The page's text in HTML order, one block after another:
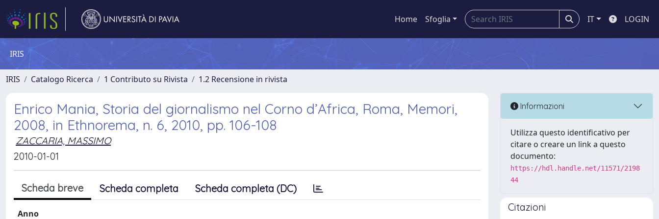
Home Sfoglia IT LOGIN
IRIS
IRIS Catalogo Ricerca 1 Contributo su Rivista 1.2 Recensione in rivista
Enrico Mania, Storia del giornalismo nel Corno d’Africa, Roma, Memori,
2008, in Ethnorema, n. 6, 2010, pp. 106-108
ZACCARIA, MASSIMO
2010-01-01
Scheda breve Scheda completa Scheda completa (DC)
Anno
Informazioni
Utilizza questo identificativo per
citare o creare un link a questo
documento:
https://hdl.handle.net/11571/2198
44
Citazioni